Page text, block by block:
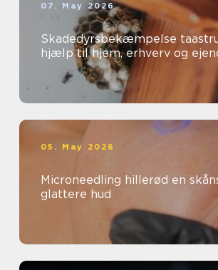
07. May 2026
Skadedyrsbekæmpelse taastrup
hjælp til hjem, erhverv og
05. May 2026
Microneedling hillerød en skånsom vej til
glattere hud